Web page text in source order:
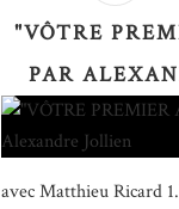
"VÔTRE
PAR
avec Matthieu Ricard